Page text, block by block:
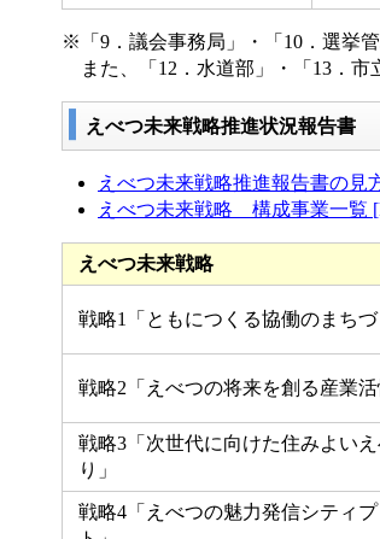
※「9．議会事務局」・「10．選挙
また、「12．水道部」・「13．市
えべつ未来戦略推進状況報告書
えべつ未来戦略推進報告書の見
えべつ未来戦略 構成事業一覧
えべつ未来戦略
戦略1「ともにつくる協働のまちづ
戦略2「えべつの将来を創る産業活
戦略3「次世代に向けた住みよいえ
り」
戦略4「えべつの魅力発信シティ